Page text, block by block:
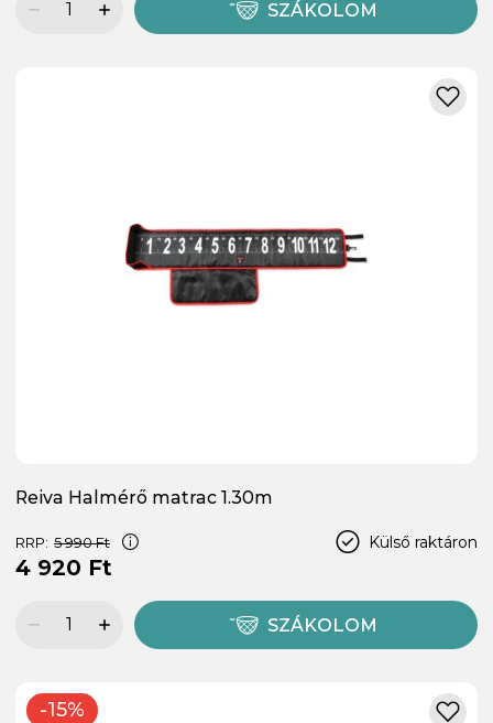
SZÁKOLOM
Reiva Halmérő matrac 1.30m
Külső raktáron
RRP: 5 990 Ft
4 920 Ft
SZÁKOLOM
-15%